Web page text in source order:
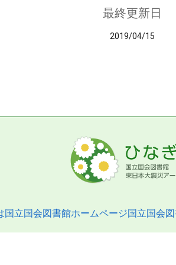
最終更新日
2019/04/15
国立国会図書館ホームページ国立国会